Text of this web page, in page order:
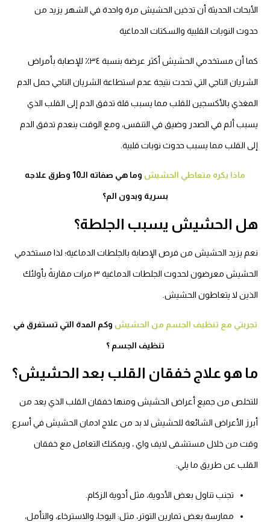
الأبحاث الحديثة أن تدخين الحشيش مرة واحدة في الشهر يزيد من
حدوث النوبات القلبية والسكتات الدماغية
كما أن مستخدمي الحشيش أكثر عرضة بنسبة ٣٤٪ للإصابة بأمراض
الشريان التاجي التي تحدث نتيجة عدم استطاعة الشريان التاجي حمل الدم
المغذي بالأكسجين للقلب مما يسبب قلة تدفق الدم إلى القلب الذي
يسبب ألم في الصدر وضيق في التنفس، ومع الوقت ينعدم تدفق الدم
إلى القلب مما يسبب حدوث نوبات قلبية.
ماذا يكره متعاطي الحشيش وما هي صفاته الـ10 وطرق علاجه
بسرية وبدون الم؟
هل الحشيش يسبب الجلطة؟
نعم يزيد الحشيش من فرص الإصابة بالجلطات الدماغية؛ لذا مستخدمي
الحشيش معرضون لحدوث الجلطات الدماغية ٣ مرات مقارنةً بأولئك
الذين لا يتعاطون الحشيش.
تجربتي مع تنظيف الجسم من الحشيش وكم المدة التي تستغرق في
تنظيف الجسم ؟
ما هو علاج خفقان القلب بعد الحشيش؟
للتخلص من جميع أعراض الحشيش ومنها خفقان القلب الذي يعد من
أبرز الأعراض الشائعة للحشيش لا بد من علاج ادمان الحشيش في أسرع
وقت من خلال مستشفى لايف واي ، ويمكنك التعامل مع خفقان
القلب عن طريق ما يلي:
تجنب تناول بعض الأدوية، مثل أدوية الزكام.
ممارسة بعض تمارين التوتر، مثل: اليوجا، والاسترخاء، والتأمل،